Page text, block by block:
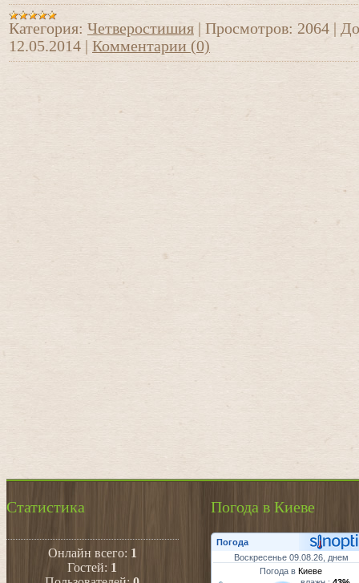
Категория: Четверостишия Просмотров: 2064
12.05.2014
Комментарии (0)
Статистика
Онлайн всего: 1
Гостей: 1
Погода в Киеве
Погода
Воскресенье 09.08.26, днем
Погода вКиеве